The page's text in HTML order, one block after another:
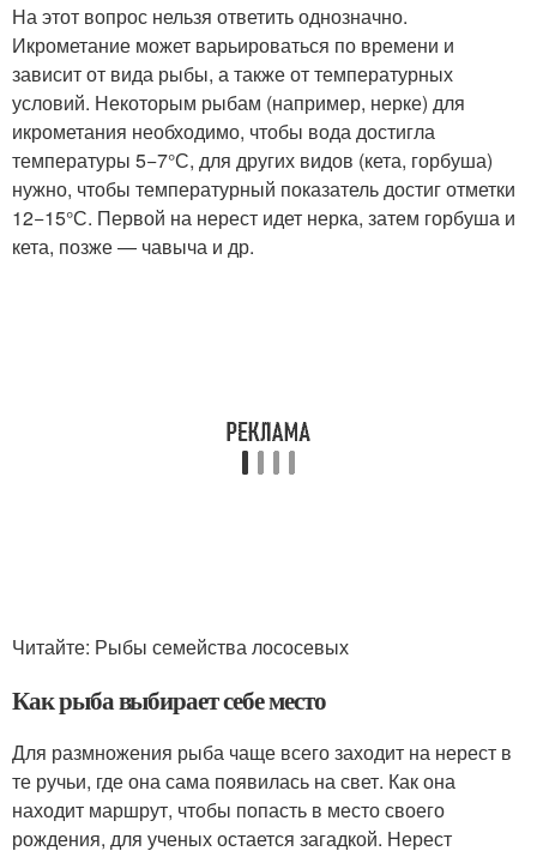
На этот вопрос нельзя ответить однозначно.
Икрометание может варьироваться по времени и
зависит от вида рыбы, а также от температурных
условий. Некоторым рыбам (например, нерке) для
икрометания необходимо, чтобы вода достигла
температуры 5−7°С, для других видов (кета, горбуша)
нужно, чтобы температурный показатель достиг отметки
12−15°С. Первой на нерест идет нерка, затем горбуша и
кета, позже — чавыча и др.
Читайте: Рыбы семейства лососевых
Как рыба выбирает себе место
Для размножения рыба чаще всего заходит на нерест в
те ручьи, где она сама появилась на свет. Как она
находит маршрут, чтобы попасть в место своего
рождения, для ученых остается загадкой. Нерест